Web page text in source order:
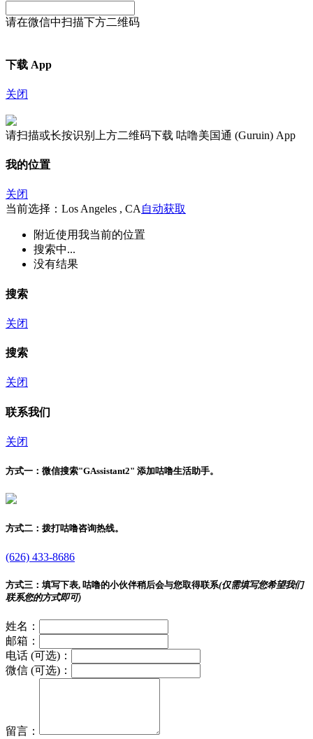
请在微信中扫描下方二维码
下载 App
关闭
请扫描或长按识别上方二维码下载 咕噜美国通 (Guruin) App
我的位置
关闭
当前选择：Los Angeles , CA 自动获取
附近使用我当前的位置
搜索中...
没有结果
搜索
关闭
搜索
关闭
联系我们
关闭
方式一： 微信搜索"GAssistant2" 添加咕噜生活助手。
方式二： 拨打咕噜咨询热线。
(626) 433-8686
方式三： 填写下表, 咕噜的小伙伴稍后会与您取得联系(仅需填写您希望我们
联系您的方式即可)
姓名：
邮箱：
电话 (可选)：
微信 (可选)：
留言：